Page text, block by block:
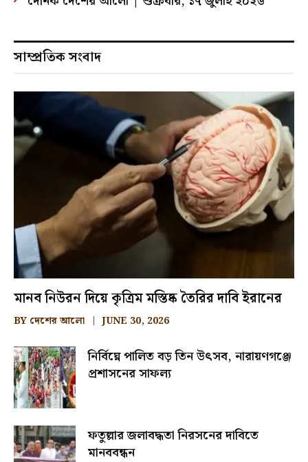
সাম্প্রতিক সংবাদ
মানব নিউরন দিয়ে কৃত্রিম মস্তিষ্ক তৈরির দাবি ইরানের
BY দেশের আলো JUNE 30, 2026
নির্বিঘ্নে পালিত বড় তিন উৎসব, নারায়ণগঞ্জে
প্রশাসনের সাফল্য
ফতুল্লার জলাবদ্ধতা নিরসনের দাবিতে
মানববন্ধন